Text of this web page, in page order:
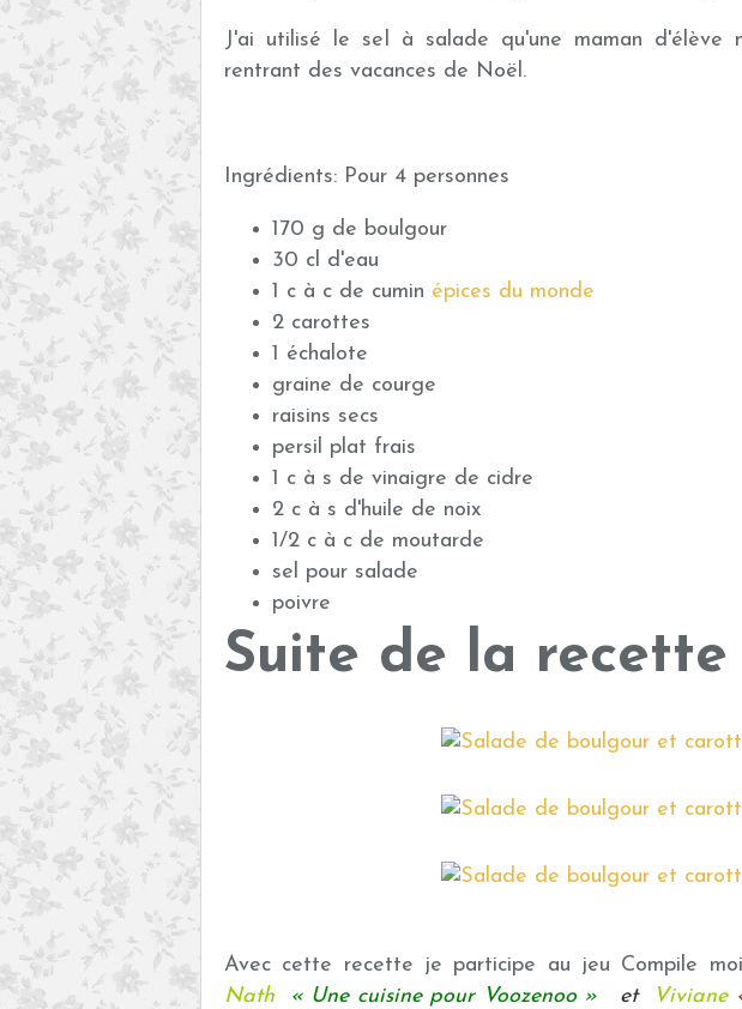
J'ai utilisé le sel à salade qu'une maman d'élève
rentrant des vacances de Noël.
Ingrédients: Pour 4 personnes
170 g de boulgour
30 cl d'eau
1 c à c de cumin épices du monde
2 carottes
1 échalote
graine de courge
raisins secs
persil plat frais
1 c à s de vinaigre de cidre
2 c à s d'huile de noix
1/2 c à c de moutarde
sel pour salade
poivre
Suite de la recette
Avec cette recette je participe au jeu Compile
Nath
« Une cuisine pour Voozenoo » et Viviane